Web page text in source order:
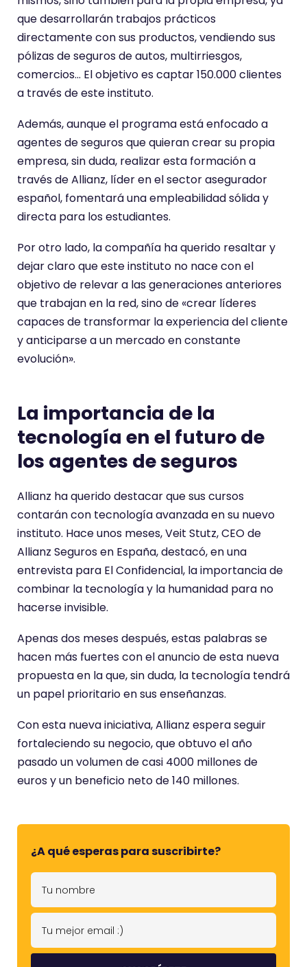
que desarrollarán trabajos prácticos
directamente con sus productos, vendiendo sus
pólizas de seguros de autos, multirriesgos,
comercios… El objetivo es captar 150.000 clientes
a través de este instituto.
Además, aunque el programa está enfocado a
agentes de seguros que quieran crear su propia
empresa, sin duda, realizar esta formación a
través de Allianz, líder en el sector asegurador
español, fomentará una empleabilidad sólida y
directa para los estudiantes.
Por otro lado, la compañía ha querido resaltar y
dejar claro que este instituto no nace con el
objetivo de relevar a las generaciones anteriores
que trabajan en la red, sino de «crear líderes
capaces de transformar la experiencia del cliente
y anticiparse a un mercado en constante
evolución».
La importancia de la
tecnología en el futuro de
los agentes de seguros
Allianz ha querido destacar que sus cursos
contarán con tecnología avanzada en su nuevo
instituto. Hace unos meses, Veit Stutz, CEO de
Allianz Seguros en España, destacó, en una
entrevista para El Confidencial, la importancia de
combinar la tecnología y la humanidad para no
hacerse invisible.
Apenas dos meses después, estas palabras se
hacen más fuertes con el anuncio de esta nueva
propuesta en la que, sin duda, la tecnología tendrá
un papel prioritario en sus enseñanzas.
Con esta nueva iniciativa, Allianz espera seguir
fortaleciendo su negocio, que obtuvo el año
pasado un volumen de casi 4000 millones de
euros y un beneficio neto de 140 millones.
¿A qué esperas para suscribirte?
T
n
m
T
m